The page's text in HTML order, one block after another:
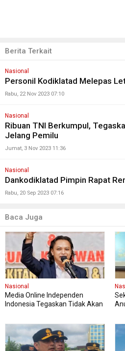
Berita Terkait
Nasional
Personil Kodiklatad Melepas
Rabu, 22 Nov 2023 07:10
Nasional
Ribuan TNI Berkumpul,
Jelang Pemilu
Jumat, 3 Nov 2023 11:36
Nasional
Dankodiklatad Pimpin Rapat
Rabu, 20 Sep 2023 07:16
Baca Juga
Nasional
Media Online Independen
Indonesia Tegaskan Tidak Akan